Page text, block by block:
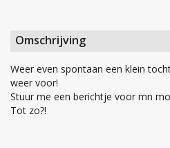
Omschrijving
Weer even spontaan een klein
weer voor!
Stuur me een berichtje voor mn
Tot zo?!